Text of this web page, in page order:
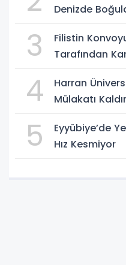
Denizde
3
Filistin
Tarafından
4
Harran
Mülakatı
5
Eyyübiye’de
Hız Kesmiyor